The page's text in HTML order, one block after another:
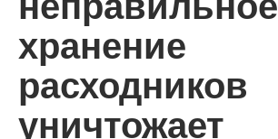
хранение
расходников
уничтожает